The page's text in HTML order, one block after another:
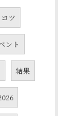
コツ
ント
結果